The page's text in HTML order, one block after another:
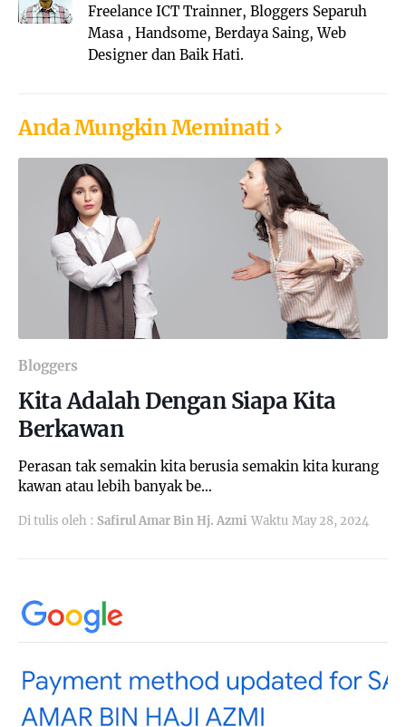
Freelance ICT Trainner, Bloggers Separuh
Masa , Handsome, Berdaya Saing, Web
Designer dan Baik Hati.
Anda Mungkin Meminati
Bloggers
Kita Adalah Dengan Siapa Kita
Berkawan
Perasan tak semakin kita berusia semakin kita kurang
kawan atau lebih banyak be…
Di tulis oleh : Safirul Amar Bin Hj. Azmi Waktu May 28, 2024